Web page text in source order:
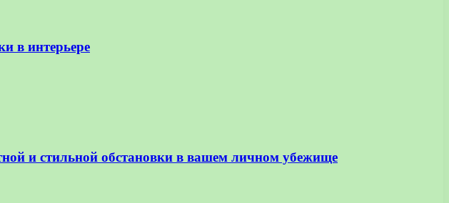
в интерьере
и стильной обстановки в вашем личном убежище